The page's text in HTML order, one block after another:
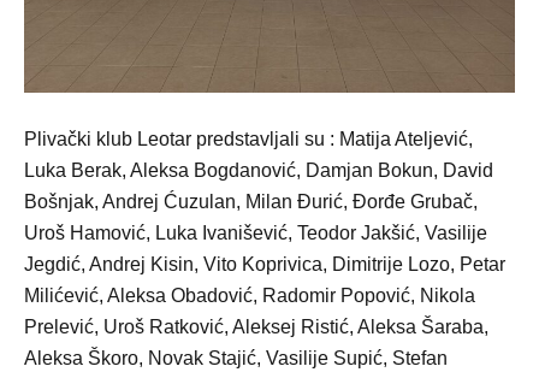
Plivački klub Leotar predstavljali su : Matija Ateljević,
Luka Berak, Aleksa Bogdanović, Damjan Bokun, David
Bošnjak, Andrej Ćuzulan, Milan Đurić, Đorđe Grubač,
Uroš Hamović, Luka Ivanišević, Teodor Jakšić, Vasilije
Jegdić, Andrej Kisin, Vito Koprivica, Dimitrije Lozo, Petar
Milićević, Aleksa Obadović, Radomir Popović, Nikola
Prelević, Uroš Ratković, Aleksej Ristić, Aleksa Šaraba,
Aleksa Škoro, Novak Stajić, Vasilije Supić, Stefan